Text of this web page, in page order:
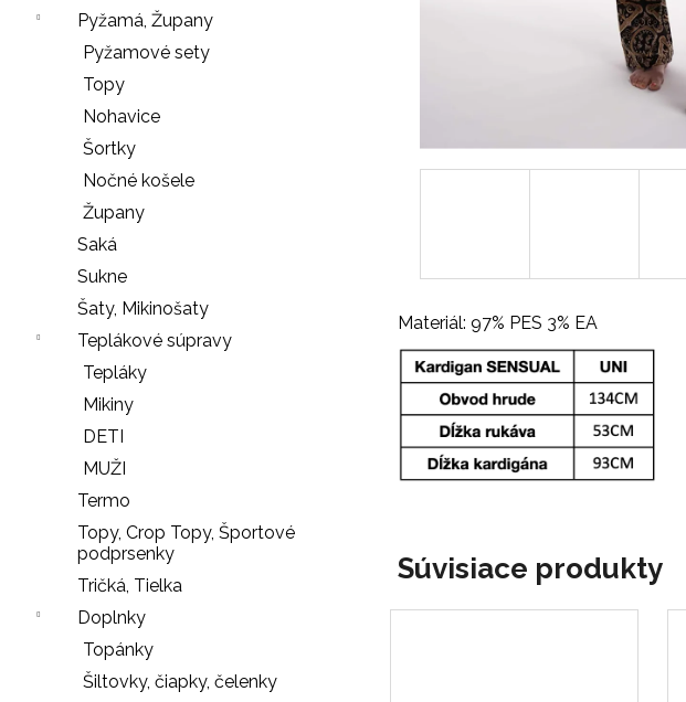
Pyžamá, Župany
Pyžamové sety
Topy
Nohavice
Šortky
Nočné košele
Župany
Saká
Sukne
Šaty, Mikinošaty
Teplákové súpravy
Tepláky
Mikiny
DETI
MUŽI
Termo
Topy, Crop Topy, Športové
podprsenky
Tričká, Tielka
Doplnky
Topánky
Šiltovky, čiapky, čelenky
Materiál: 97% PES 3% EA
Súvisiace produkty
HĽADAŤ
NOHAVIČKY
7
SŤAHOVACIE
NOHAVIČKY
BLACK
18